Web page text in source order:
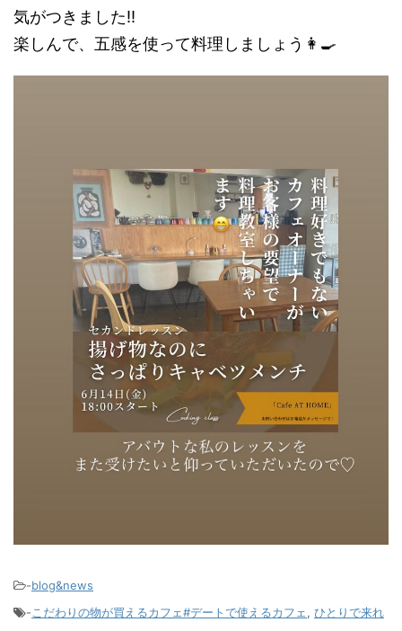
気がつきました‼️
楽しんで、五感を使って料理しましょう👩‍🍳
-blog&news
-こだわりの物が買えるカフェ#デートで使えるカフェ, ひとりで来れ